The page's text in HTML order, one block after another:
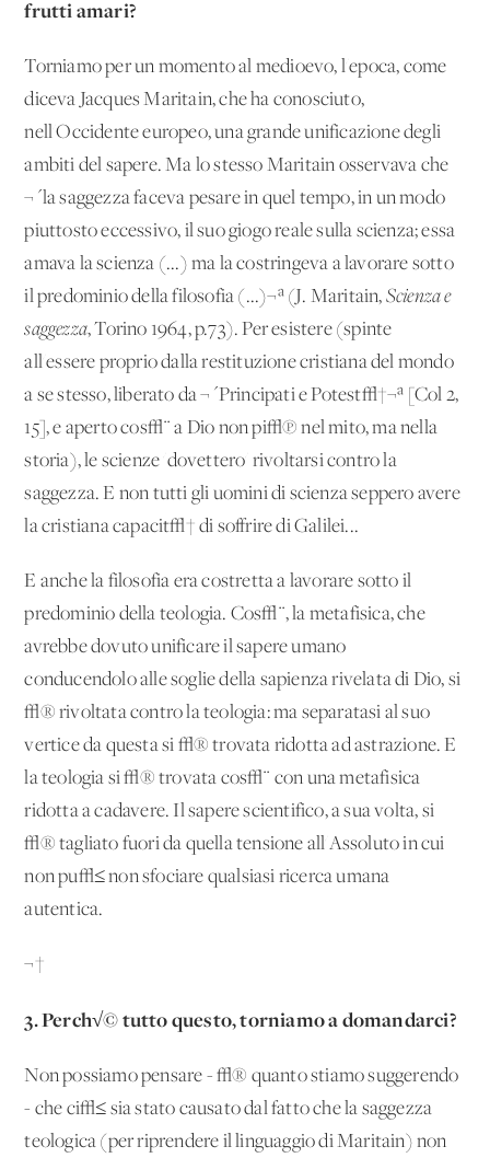
frutti amari?
Torniamo per un momento al medioevo, l'epoca, come
diceva Jacques Maritain, che ha conosciuto,
nell'Occidente europeo, una grande unificazione degli
ambiti del sapere. Ma lo stesso Maritain osservava che
¬´la saggezza faceva pesare in quel tempo, in un modo
piuttosto eccessivo, il suo giogo reale sulla scienza; essa
amava la scienza (...) ma la costringeva a lavorare sotto
il predominio della filosofia (...)¬ª (J. Maritain, Scienza e
saggezza, Torino 1964, p.73). Per esistere (spinte
all'essere proprio dalla restituzione cristiana del mondo
a se stesso, liberato da ¬´Principati e Potest√†¬ª [Col 2,
15], e aperto cos√¨ a Dio non pi√π nel mito, ma nella
storia), le scienze 'dovettero' rivoltarsi contro la
saggezza. E non tutti gli uomini di scienza seppero avere
la cristiana capacit√† di soffrire di Galilei...
E anche la filosofia era costretta a lavorare sotto il
predominio della teologia. Cos√¨, la metafisica, che
avrebbe dovuto unificare il sapere umano
conducendolo alle soglie della sapienza rivelata di Dio, si
√® rivoltata contro la teologia: ma separatasi al suo
vertice da questa si √® trovata ridotta ad astrazione. E
la teologia si √® trovata cos√¨ con una metafisica
ridotta a cadavere. Il sapere scientifico, a sua volta, si
√® tagliato fuori da quella tensione all'Assoluto in cui
non pu√≤ non sfociare qualsiasi ricerca umana
autentica.
¬†
3. Perch√© tutto questo, torniamo a domandarci?
Non possiamo pensare - √® quanto stiamo suggerendo
- che ci√≤ sia stato causato dal fatto che la saggezza
teologica (per riprendere il linguaggio di Maritain) non